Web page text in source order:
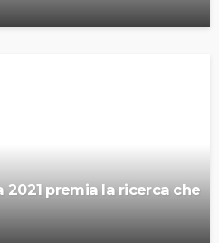
2021 premia la ricerca che